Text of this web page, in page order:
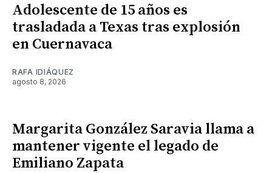
Adolescente de 15 años es
trasladada a Texas tras explosión
en Cuernavaca
RAFA IDIÁQUEZ
agosto 8, 2026
Margarita González Saravia llama a
mantener vigente el legado de
Emiliano Zapata